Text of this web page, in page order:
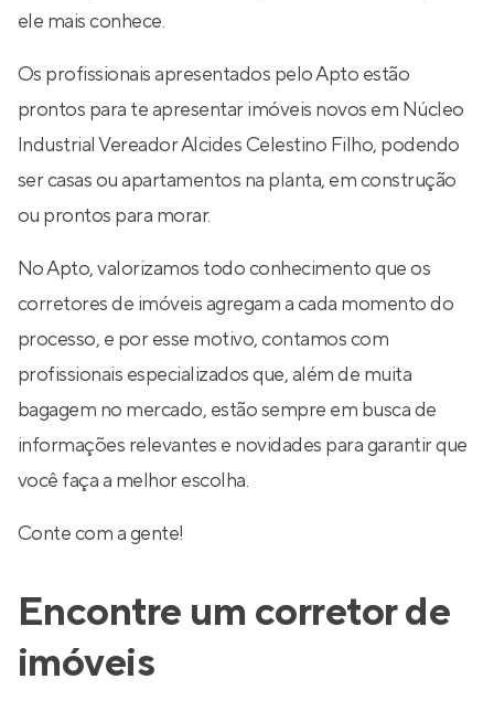
ele mais conhece.
Os profissionais apresentados pelo Apto estão
prontos para te apresentar imóveis novos em Núcleo
Industrial Vereador Alcides Celestino Filho, podendo
ser casas ou apartamentos na planta, em construção
ou prontos para morar.
No Apto, valorizamos todo conhecimento que os
corretores de imóveis agregam a cada momento do
processo, e por esse motivo, contamos com
profissionais especializados que, além de muita
bagagem no mercado, estão sempre em busca de
informações relevantes e novidades para garantir que
você faça a melhor escolha.
Conte com a gente!
Encontre um corretor de
imóveis